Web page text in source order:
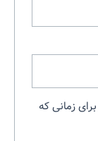
زمانی که